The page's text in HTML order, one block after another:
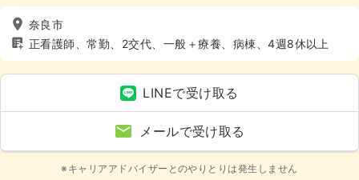
奈良市
正看護師、常勤、2交代、一般＋療養、病棟、4週8休以上
LINEで受け取る
メールで受け取る
※キャリアアドバイザーとのやりとりは発生しません